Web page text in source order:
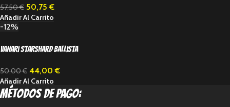
57,50€ 50,75€
Añadir Al Carrito
-12%
Vanari Starshard Ballista
50,00€ 44,00€
Añadir Al Carrito
métodos de pago: